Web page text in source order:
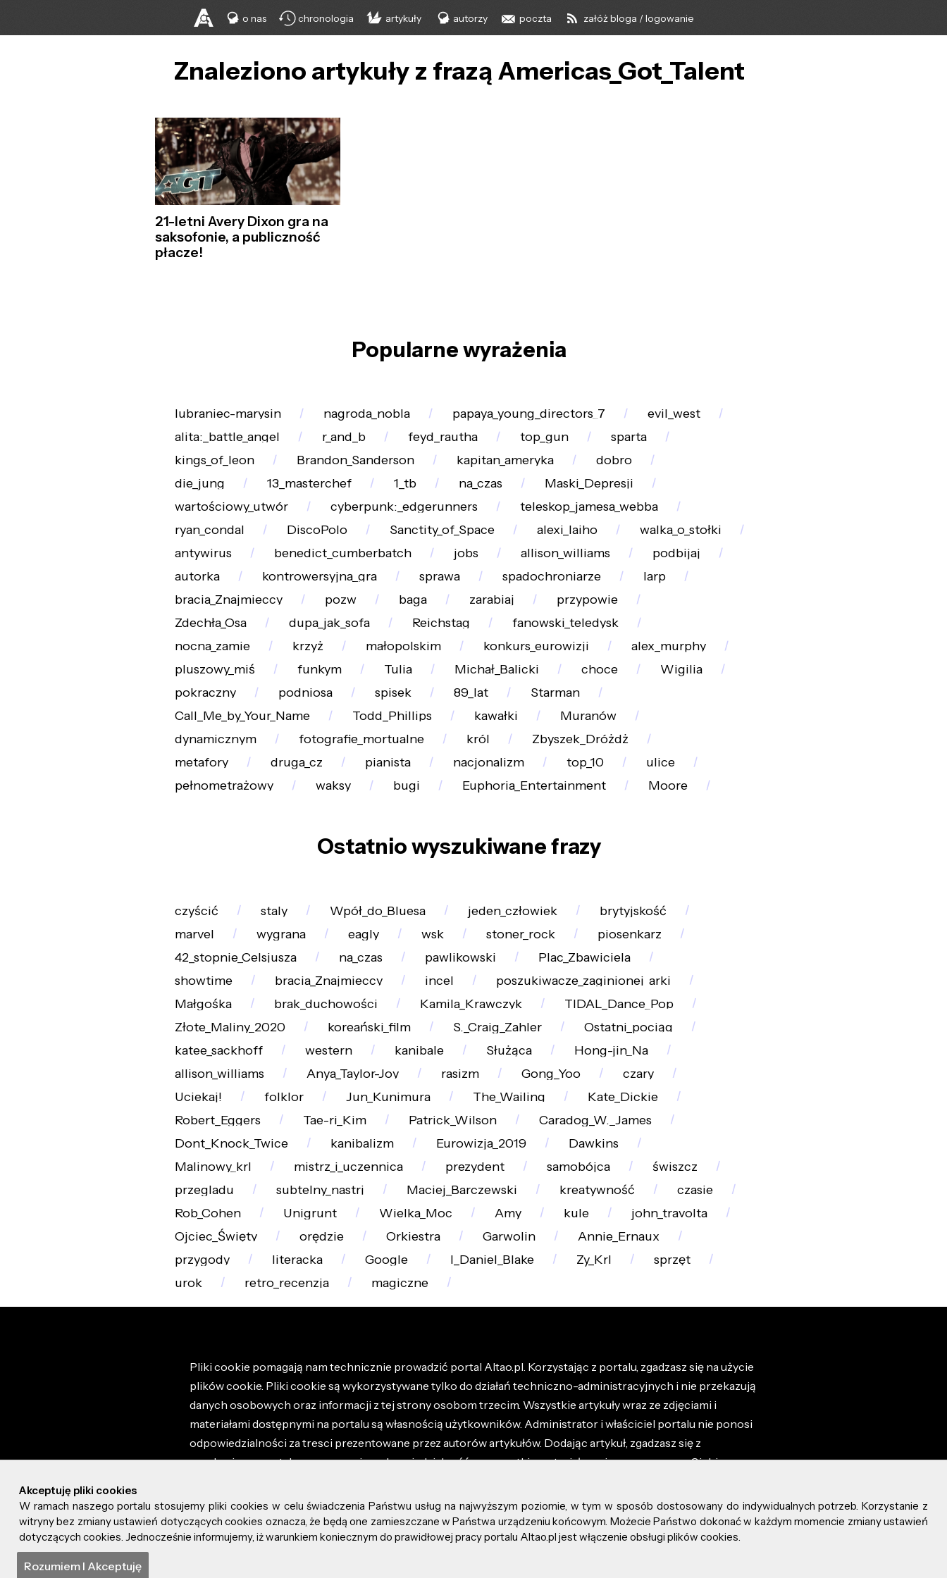
o nas chronologia artykuły autorzy poczta załóż bloga / logowanie
Znaleziono artykuły z frazą Americas_Got_Talent
21-letni Avery Dixon gra na
saksofonie, a publiczność
płacze!
Popularne wyrażenia
lubraniec-marysin nagroda_nobla papaya_young_directors_7
evil_west
alita:_battle_angel
r_and_b feyd_rautha top_gun
sparta
kings_of_leon
Brandon_Sanderson kapitan_ameryka
dobro
die_jung
13_masterchef 1_tb na_czas
Maski_Depresji
wartościowy_utwór
cyberpunk:_edgerunners
teleskop_jamesa_webba
ryan_condal
DiscoPolo Sanctity_of_Space alexi_laiho
walka_o_stołki
antywirus
benedict_cumberbatch jobs allison_williams
podbijaj
autorka
kontrowersyjna_gra sprawa spadochroniarze
larp
bracia_Znajmieccy
pozw baga zarabiaj
przypowie
Zdechła_Osa
dupa_jak_sofa Reichstag
fanowski_teledysk
nocna_zamie
krzyż małopolskim konkurs_eurowizji
alex_murphy
pluszowy_miś
funkym Tulia Michał_Balicki choce
Wigilia
pokraczny
podniosa spisek 89_lat
Starman
Call_Me_by_Your_Name
Todd_Phillips kawałki
Muranów
dynamicznym
fotografie_mortualne król
Zbyszek_Dróżdż
metafory
druga_cz pianista nacjonalizm top_10
ulice
pełnometrażowy
waksy bugi Euphoria_Entertainment Moore
Ostatnio wyszukiwane frazy
czyścić staly Wpół_do_Bluesa jeden_człowiek
brytyjskość
marvel
wygrana eagly wsk stoner_rock
piosenkarz
42_stopnie_Celsjusza
na_czas pawlikowski
Plac_Zbawiciela
showtime
bracia_Znajmieccy incel
poszukiwacze_zaginionej_arki
Małgośka
brak_duchowości Kamila_Krawczyk
TIDAL_Dance_Pop
Złote_Maliny_2020
koreański_film S._Craig_Zahler
Ostatni_pociąg
katee_sackhoff
western kanibale Służąca
Hong-jin_Na
allison_williams
Anya_Taylor-Joy rasizm Gong_Yoo
czary
Uciekaj!
folklor Jun_Kunimura The_Wailing
Kate_Dickie
Robert_Eggers
Tae-ri_Kim Patrick_Wilson
Caradog_W._James
Dont_Knock_Twice
kanibalizm Eurowizja_2019
Dawkins
Malinowy_krl
mistrz_i_uczennica prezydent samobójca
świszcz
przegladu
subtelny_nastrj Maciej_Barczewski kreatywność
czasie
Rob_Cohen
Unigrunt Wielka_Moc Amy kule
john_travolta
Ojciec_Święty
orędzie Orkiestra Garwolin
Annie_Ernaux
przygody
literacka Google I_Daniel_Blake Zy_Krl
sprzęt
urok
retro_recenzja magiczne
Pliki cookie pomagają nam technicznie prowadzić portal Altao.pl. Korzystając z portalu, zgadzasz się na użycie
plików cookie. Pliki cookie są wykorzystywane tylko do działań techniczno-administracyjnych i nie przekazują
danych osobowych oraz informacji z tej strony osobom trzecim. Wszystkie artykuły wraz ze zdjęciami i
materiałami dostępnymi na portalu są własnością użytkowników. Administrator i właściciel portalu nie ponosi
odpowiedzialności za tresci prezentowane przez autorów artykułów. Dodając artykuł, zgadzasz się z
regulaminem portalu oraz ponosisz odpowiedzialność za wszystkie materiały umieszczone przez Ciebie na
© 2026 altao.pl. Wszystkie prawa zastrzeżone.
0.049
Akceptuję pliki cookies
W ramach naszego portalu stosujemy pliki cookies w celu świadczenia Państwu usług na najwyższym poziomie, w tym w sposób dostosowany do indywidualnych potrzeb. Korzystanie z
witryny bez zmiany ustawień dotyczących cookies oznacza, że będą one zamieszczane w Państwa urządzeniu końcowym. Możecie Państwo dokonać w każdym momencie zmiany ustawień
dotyczących cookies. Jednocześnie informujemy, iż warunkiem koniecznym do prawidłowej pracy portalu Altao.pl jest włączenie obsługi plików cookies.
Rozumiem I Akceptuję